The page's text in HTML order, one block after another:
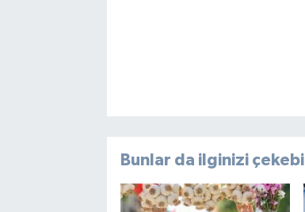
Bunlar da ilginizi